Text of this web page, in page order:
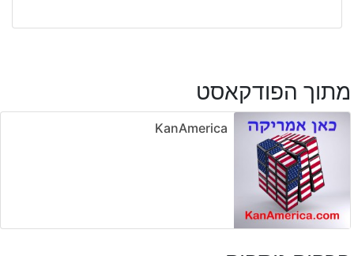
מתוך הפודקאסט
KanAmerica